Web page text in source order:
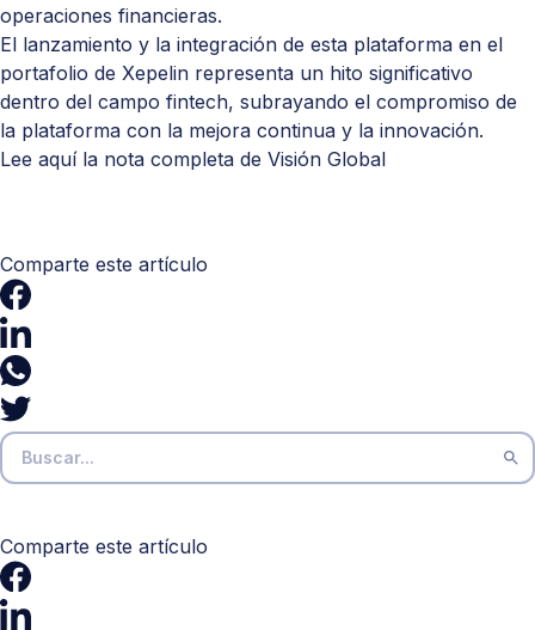
operaciones financieras.
El lanzamiento y la integración de esta plataforma en el
portafolio de Xepelin representa un hito significativo
dentro del campo fintech, subrayando el compromiso de
la plataforma con la mejora continua y la innovación.
Lee aquí la nota completa de Visión Global
Comparte este artículo
Comparte este artículo